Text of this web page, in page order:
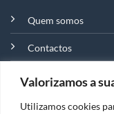
Valorizamos a
Utilizamos cookies
Quem somos
Contactos
Distribuidor e